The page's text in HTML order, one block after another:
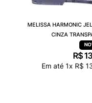
MELISSA HARMONIC
CINZA
R$
Em até 1x R$